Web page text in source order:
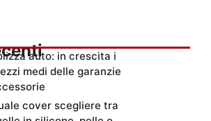
auto: in crescita i
medi delle garanzie
cover scegliere tra